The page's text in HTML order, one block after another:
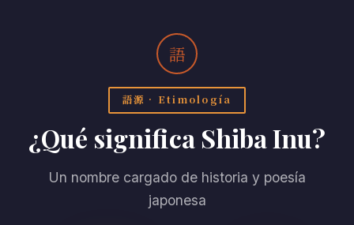
語
語源 · Etimología
¿Qué significa Shiba Inu?
Un nombre cargado de historia y poesía
japonesa